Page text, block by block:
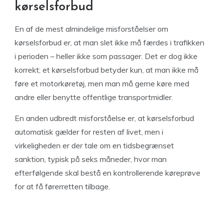
kørselsforbud
En af de mest almindelige misforståelser om
kørselsforbud er, at man slet ikke må færdes i trafikken
i perioden – heller ikke som passager. Det er dog ikke
korrekt; et kørselsforbud betyder kun, at man ikke må
føre et motorkøretøj, men man må gerne køre med
andre eller benytte offentlige transportmidler.
En anden udbredt misforståelse er, at kørselsforbud
automatisk gælder for resten af livet, men i
virkeligheden er der tale om en tidsbegrænset
sanktion, typisk på seks måneder, hvor man
efterfølgende skal bestå en kontrollerende køreprøve
for at få førerretten tilbage.